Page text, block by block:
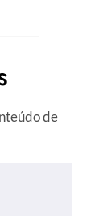
de